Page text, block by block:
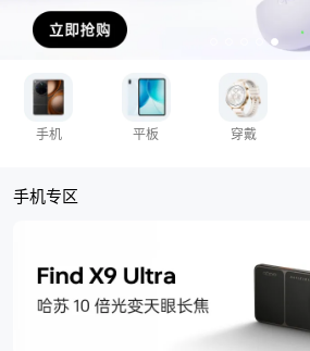
一加数据线
手机 平板 穿戴
手机专区